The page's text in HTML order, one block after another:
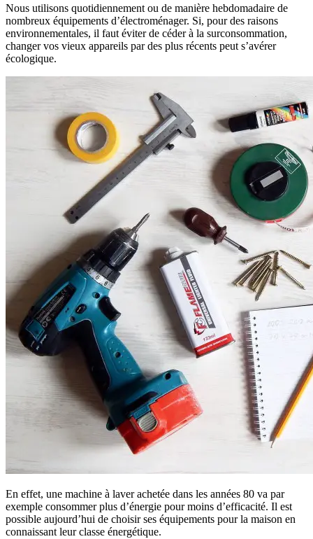
Nous utilisons quotidiennement ou de manière hebdomadaire de
nombreux équipements d’électroménager. Si, pour des raisons
environnementales, il faut éviter de céder à la surconsommation,
changer vos vieux appareils par des plus récents peut s’avérer
écologique.
En effet, une machine à laver achetée dans les années 80 va par
exemple consommer plus d’énergie pour moins d’efficacité. Il est
possible aujourd’hui de choisir ses équipements pour la maison en
connaissant leur classe énergétique.